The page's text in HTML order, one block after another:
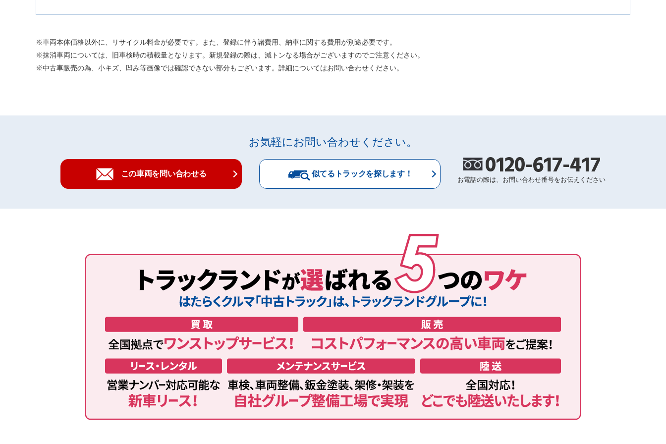
車両本体価格以外に、リサイクル料金が必要です。また、登録に伴う諸費用、納車に関する費用が別途必要です。
抹消車両については、旧車検時の積載量となります。新規登録の際は、減トンなる場合がございますのでご注意ください。
中古車販売の為、小キズ、凹み等画像では確認できない部分もございます。詳細についてはお問い合わせください。
お気軽にお問い合わせください。
この車両を問い合わせる 似てるトラックを探します！ 0120-617-417
お電話の際は、お問い合わせ番号をお伝えください